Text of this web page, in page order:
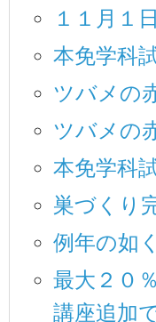
１１月１
本免学科
ツバメの
ツバメの
本免学科
巣づくり
例年の如
最大２０
講座追加